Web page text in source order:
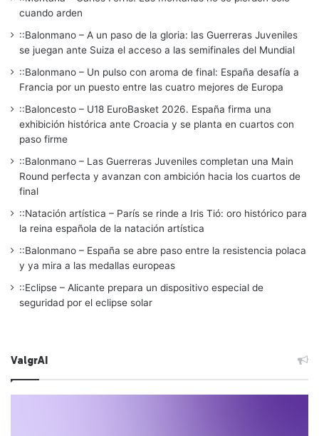
cuando arden
::Balonmano – A un paso de la gloria: las Guerreras Juveniles
se juegan ante Suiza el acceso a las semifinales del Mundial
::Balonmano – Un pulso con aroma de final: España desafía a
Francia por un puesto entre las cuatro mejores de Europa
::Baloncesto – U18 EuroBasket 2026. España firma una
exhibición histórica ante Croacia y se planta en cuartos con
paso firme
::Balonmano – Las Guerreras Juveniles completan una Main
Round perfecta y avanzan con ambición hacia los cuartos de
final
::Natación artística – París se rinde a Iris Tió: oro histórico para
la reina española de la natación artística
::Balonmano – España se abre paso entre la resistencia polaca
y ya mira a las medallas europeas
::Eclipse – Alicante prepara un dispositivo especial de
seguridad por el eclipse solar
ValgrAI